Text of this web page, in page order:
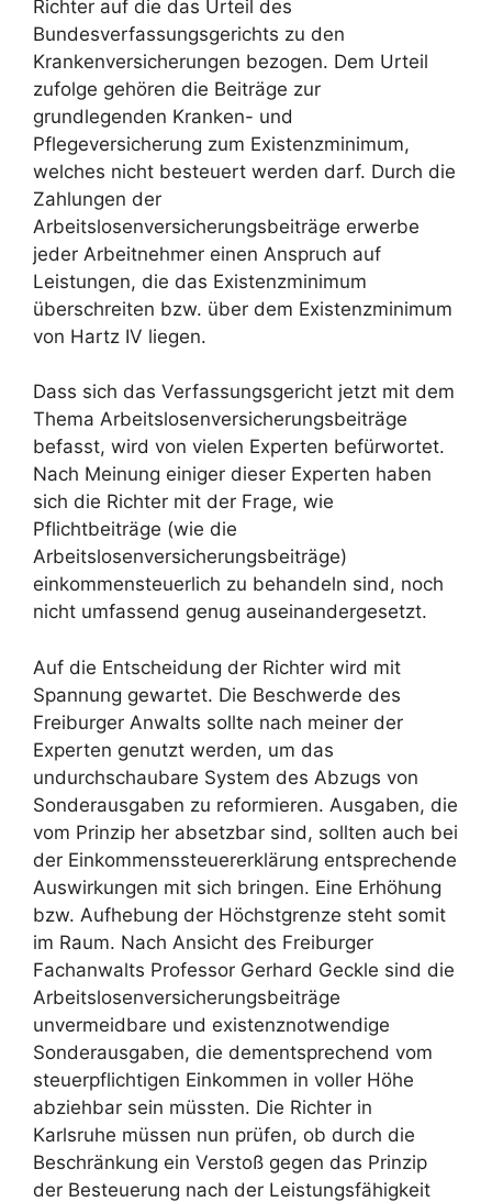
Richter auf die das Urteil des
Bundesverfassungsgerichts zu den
Krankenversicherungen bezogen. Dem Urteil
zufolge gehören die Beiträge zur
grundlegenden Kranken- und
Pflegeversicherung zum Existenzminimum,
welches nicht besteuert werden darf. Durch die
Zahlungen der
Arbeitslosenversicherungsbeiträge erwerbe
jeder Arbeitnehmer einen Anspruch auf
Leistungen, die das Existenzminimum
überschreiten bzw. über dem Existenzminimum
von Hartz IV liegen.
Dass sich das Verfassungsgericht jetzt mit dem
Thema Arbeitslosenversicherungsbeiträge
befasst, wird von vielen Experten befürwortet.
Nach Meinung einiger dieser Experten haben
sich die Richter mit der Frage, wie
Pflichtbeiträge (wie die
Arbeitslosenversicherungsbeiträge)
einkommensteuerlich zu behandeln sind, noch
nicht umfassend genug auseinandergesetzt.
Auf die Entscheidung der Richter wird mit
Spannung gewartet. Die Beschwerde des
Freiburger Anwalts sollte nach meiner der
Experten genutzt werden, um das
undurchschaubare System des Abzugs von
Sonderausgaben zu reformieren. Ausgaben, die
vom Prinzip her absetzbar sind, sollten auch bei
der Einkommenssteuererklärung entsprechende
Auswirkungen mit sich bringen. Eine Erhöhung
bzw. Aufhebung der Höchstgrenze steht somit
im Raum. Nach Ansicht des Freiburger
Fachanwalts Professor Gerhard Geckle sind die
Arbeitslosenversicherungsbeiträge
unvermeidbare und existenznotwendige
Sonderausgaben, die dementsprechend vom
steuerpflichtigen Einkommen in voller Höhe
abziehbar sein müssten. Die Richter in
Karlsruhe müssen nun prüfen, ob durch die
Beschränkung ein Verstoß gegen das Prinzip
der Besteuerung nach der Leistungsfähigkeit